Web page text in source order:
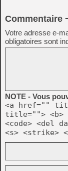
Commentaire
Votre adresse e-
obligatoires sont
NOTE - Vous
<a href=""
title=""> <b>
<code> <del
<s> <strike>